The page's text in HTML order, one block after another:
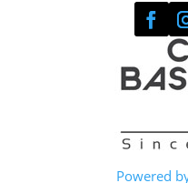
Powered